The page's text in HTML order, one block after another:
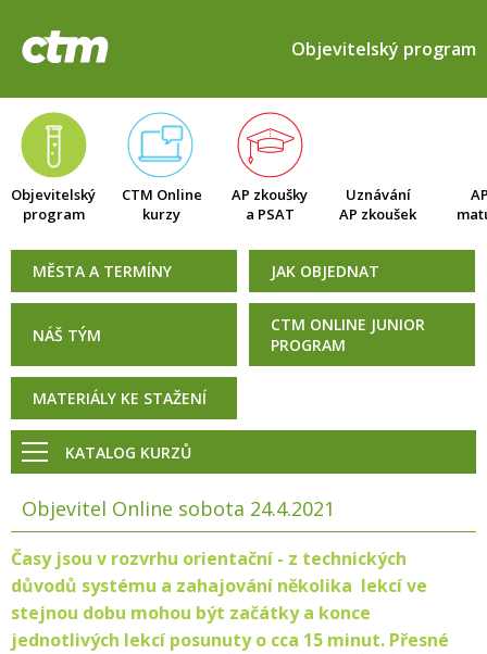
Objevitelský program
Objevitelský
program
CTM Online
kurzy
AP zkoušky
a PSAT
Uznávání
AP zkoušek
MĚSTA A TERMÍNY JAK OBJEDNAT
NÁŠ TÝM
CTM ONLINE JUNIOR
PROGRAM
MATERIÁLY KE STAŽENÍ
KATALOG KURZŮ
Objevitel Online sobota 24.4.2021
Časy jsou v rozvrhu orientační - z technických
důvodů systému a zahajování několika lekcí ve
stejnou dobu mohou být začátky a konce
jednotlivých lekcí posunuty o cca 15 minut. Přesné